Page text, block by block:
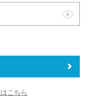
表
替
こちら